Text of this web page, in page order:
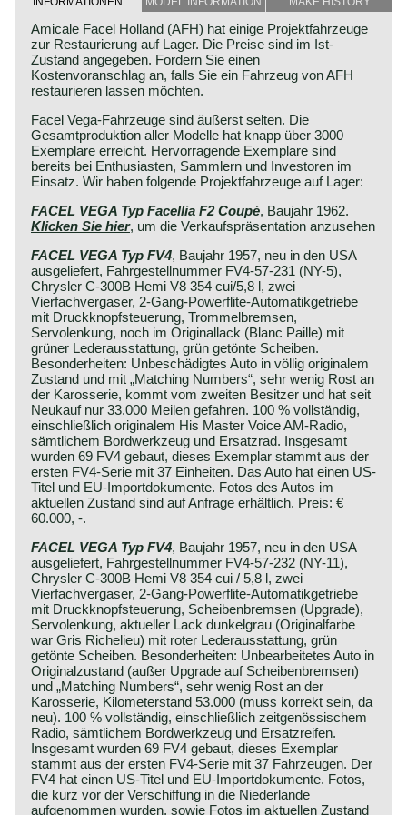
Amicale Facel Holland (AFH) hat einige Projektfahrzeuge
zur Restaurierung auf Lager. Die Preise sind im Ist-
Zustand angegeben. Fordern Sie einen
Kostenvoranschlag an, falls Sie ein Fahrzeug von AFH
restaurieren lassen möchten.
Facel Vega-Fahrzeuge sind äußerst selten. Die
Gesamtproduktion aller Modelle hat knapp über 3000
Exemplare erreicht. Hervorragende Exemplare sind
bereits bei Enthusiasten, Sammlern und Investoren im
Einsatz. Wir haben folgende Projektfahrzeuge auf Lager:
FACEL VEGA Typ Facellia F2 Coupé, Baujahr 1962.
Klicken Sie hier, um die Verkaufspräsentation anzusehen
FACEL VEGA Typ FV4, Baujahr 1957, neu in den USA
ausgeliefert, Fahrgestellnummer FV4-57-231 (NY-5),
Chrysler C-300B Hemi V8 354 cui/5,8 l, zwei
Vierfachvergaser, 2-Gang-Powerflite-Automatikgetriebe
mit Druckknopfsteuerung, Trommelbremsen,
Servolenkung, noch im Originallack (Blanc Paille) mit
grüner Lederausstattung, grün getönte Scheiben.
Besonderheiten: Unbeschädigtes Auto in völlig originalem
Zustand und mit „Matching Numbers“, sehr wenig Rost an
der Karosserie, kommt vom zweiten Besitzer und hat seit
Neukauf nur 33.000 Meilen gefahren. 100 % vollständig,
einschließlich originalem His Master Voice AM-Radio,
sämtlichem Bordwerkzeug und Ersatzrad. Insgesamt
wurden 69 FV4 gebaut, dieses Exemplar stammt aus der
ersten FV4-Serie mit 37 Einheiten. Das Auto hat einen US-
Titel und EU-Importdokumente. Fotos des Autos im
aktuellen Zustand sind auf Anfrage erhältlich. Preis: €
60.000, -.
FACEL VEGA Typ FV4, Baujahr 1957, neu in den USA
ausgeliefert, Fahrgestellnummer FV4-57-232 (NY-11),
Chrysler C-300B Hemi V8 354 cui / 5,8 l, zwei
Vierfachvergaser, 2-Gang-Powerflite-Automatikgetriebe
mit Druckknopfsteuerung, Scheibenbremsen (Upgrade),
Servolenkung, aktueller Lack dunkelgrau (Originalfarbe
war Gris Richelieu) mit roter Lederausstattung, grün
getönte Scheiben. Besonderheiten: Unbearbeitetes Auto in
Originalzustand (außer Upgrade auf Scheibenbremsen)
und „Matching Numbers“, sehr wenig Rost an der
Karosserie, Kilometerstand 53.000 (muss korrekt sein, da
neu). 100 % vollständig, einschließlich zeitgenössischem
Radio, sämtlichem Bordwerkzeug und Ersatzreifen.
Insgesamt wurden 69 FV4 gebaut, dieses Exemplar
stammt aus der ersten FV4-Serie mit 37 Fahrzeugen. Der
FV4 hat einen US-Titel und EU-Importdokumente. Fotos,
die kurz vor der Verschiffung in die Niederlande
aufgenommen wurden, sowie Fotos im aktuellen Zustand